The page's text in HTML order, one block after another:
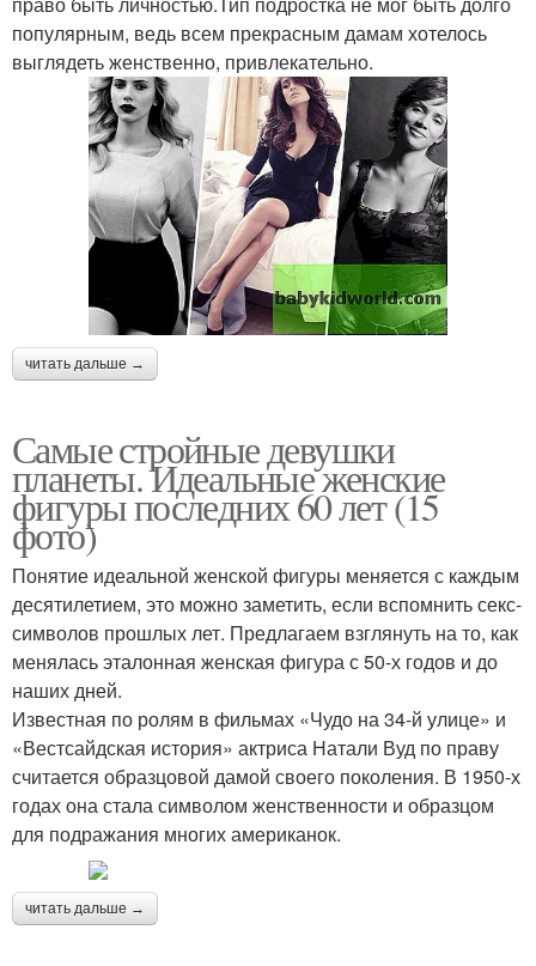
популярным, ведь всем прекрасным дамам хотелось
выглядеть женственно, привлекательно.
читать дальше →
Самые стройные девушки
планеты. Идеальные женские
фигуры последних 60 лет (15
фото)
Понятие идеальной женской фигуры меняется с каждым
десятилетием, это можно заметить, если вспомнить секс-
символов прошлых лет. Предлагаем взглянуть на то, как
менялась эталонная женская фигура с 50-х годов и до
наших дней.
Известная по ролям в фильмах «Чудо на 34-й улице» и
«Вестсайдская история» актриса Натали Вуд по праву
считается образцовой дамой своего поколения. В 1950-х
годах она стала символом женственности и образцом
для подражания многих американок.
читать дальше →